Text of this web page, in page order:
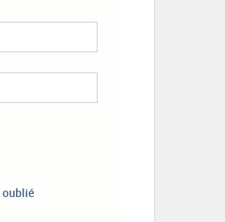
oublié